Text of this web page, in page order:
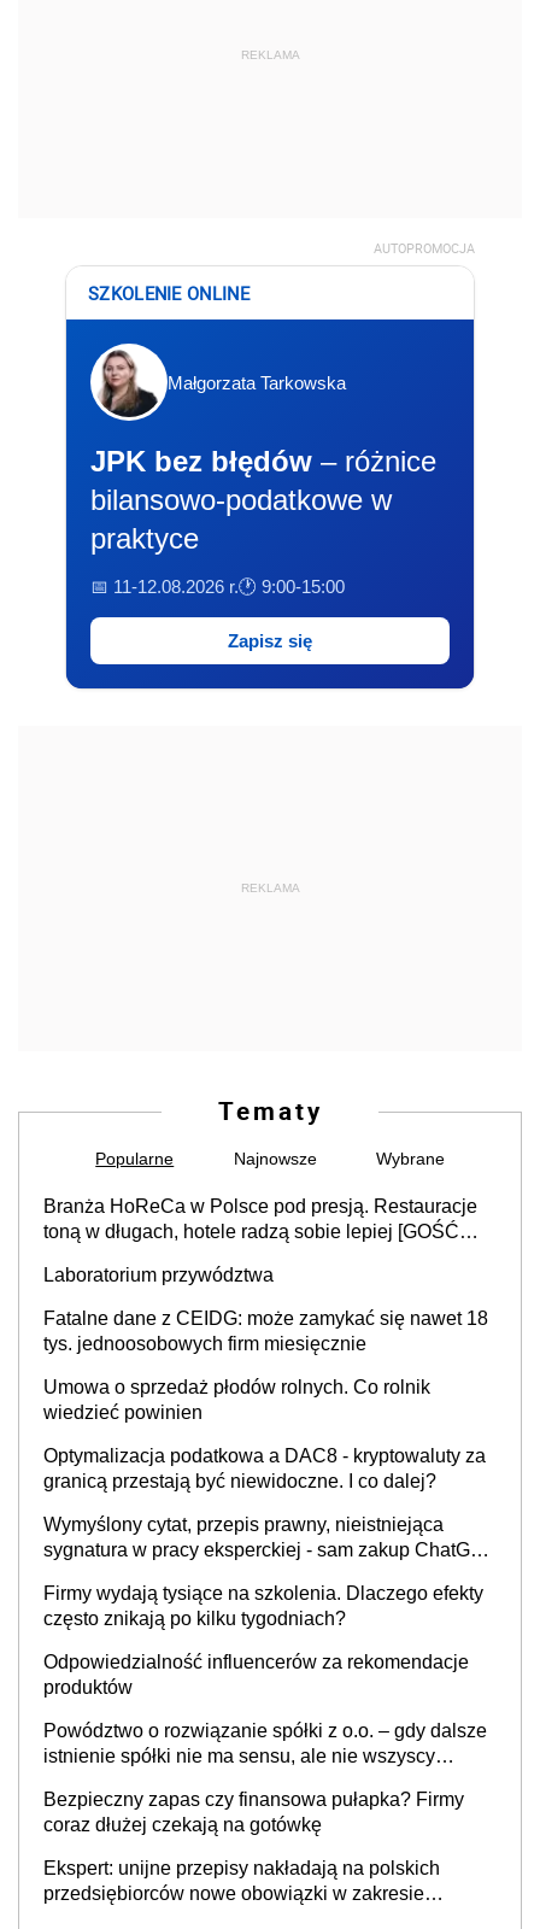
REKLAMA
AUTOPROMOCJA
SZKOLENIE ONLINE
Małgorzata Tarkowska
JPK bez błędów – różnice
bilansowo-podatkowe w
praktyce
📅 11-12.08.2026 r.🕐 9:00-15:00
Zapisz się
REKLAMA
Tematy
Popularne Najnowsze Wybrane
Branża HoReCa w Polsce pod presją. Restauracje
toną w długach, hotele radzą sobie lepiej [GOŚĆ
Laboratorium przywództwa
Fatalne dane z CEIDG: może zamykać się nawet 18
tys. jednoosobowych firm miesięcznie
Umowa o sprzedaż płodów rolnych. Co rolnik
wiedzieć powinien
Optymalizacja podatkowa a DAC8 - kryptowaluty za
granicą przestają być niewidoczne. I co dalej?
Wymyślony cytat, przepis prawny, nieistniejąca
sygnatura w pracy eksperckiej - sam zakup ChatGPT
Firmy wydają tysiące na szkolenia. Dlaczego efekty
często znikają po kilku tygodniach?
Odpowiedzialność influencerów za rekomendacje
produktów
Powództwo o rozwiązanie spółki z o.o. – gdy dalsze
istnienie spółki nie ma sensu, ale nie wszyscy
Bezpieczny zapas czy finansowa pułapka? Firmy
coraz dłużej czekają na gotówkę
Ekspert: unijne przepisy nakładają na polskich
przedsiębiorców nowe obowiązki w zakresie